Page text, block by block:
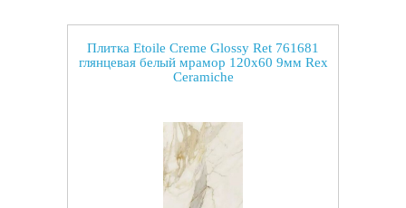
Плитка Etoile Creme Glossy Ret 761681
глянцевая белый мрамор 120x60 9мм Rex
Ceramiche